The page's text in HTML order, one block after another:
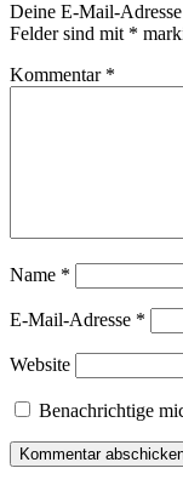
Deine E-Mail-
Felder sind mit *
Kommentar *
Name *
E-Mail-Adresse *
Website
Benachrichtige